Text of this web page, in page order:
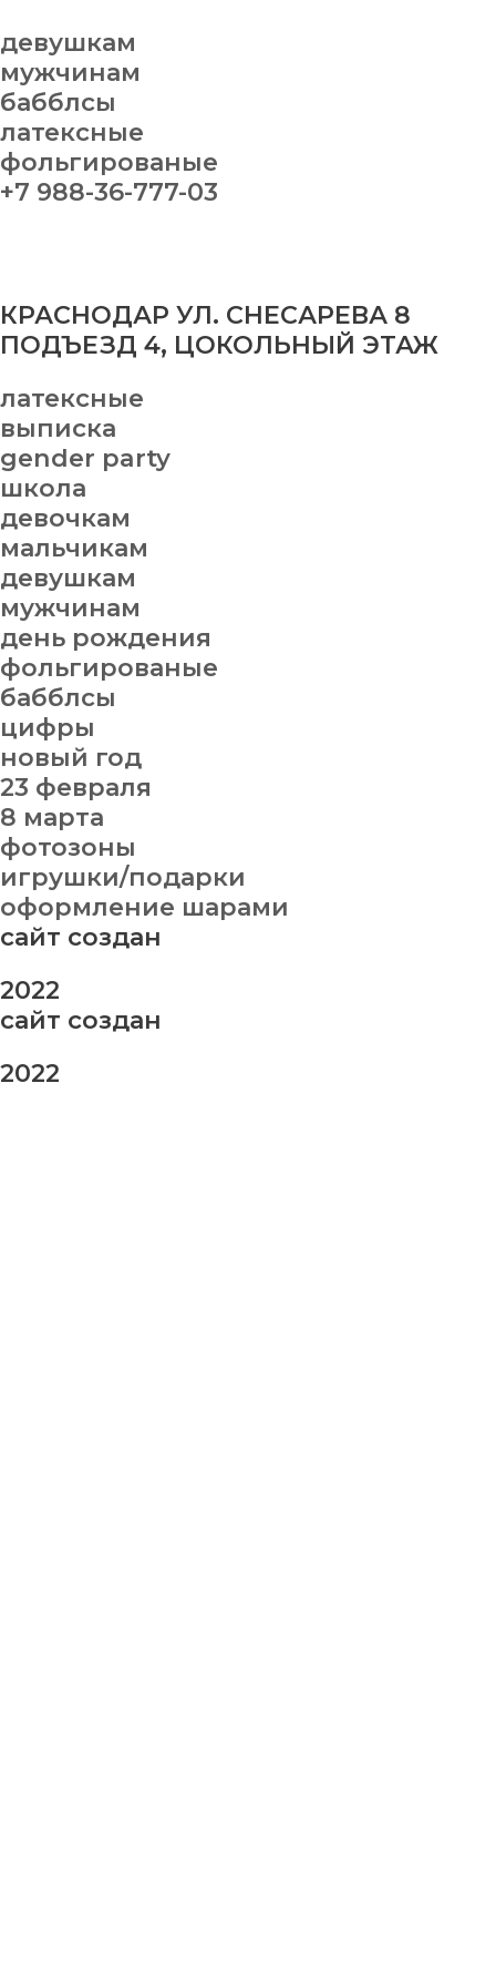
девушкам
мужчинам
бабблсы
латексные
фольгированые
+7 988-36-777-03
КРАСНОДАР УЛ. СНЕСАРЕВА 8
ПОДЪЕЗД 4, ЦОКОЛЬНЫЙ ЭТАЖ
латексные
выписка
gender party
школа
девочкам
мальчикам
девушкам
мужчинам
день рождения
фольгированые
бабблсы
цифры
новый год
23 февраля
8 марта
фотозоны
игрушки/подарки
оформление шарами
сайт создан
2022
сайт создан
2022